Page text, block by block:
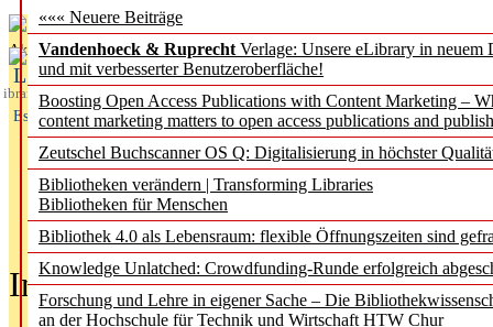
««« Neuere Beiträge
Vandenhoeck & Ruprecht Verlage: Unsere eLibrary in neuem
und mit verbesserter Benutzeroberfläche!
Boosting Open Access Publications with Content Marketing –
content marketing matters to open access publications and
Zeutschel Buchscanner OS Q: Digitalisierung in höchster
Bibliotheken verändern | Transforming Libraries
Bibliotheken für Menschen
Bibliothek 4.0 als Lebensraum: flexible Öffnungszeiten sind
Knowledge Unlatched: Crowdfunding-Runde erfolgreich
Forschung und Lehre in eigener Sache – Die
an der Hochschule für Technik und Wirtschaft HTW Chur
Aktuelles aus
L
ibrary
Essentials
In der Ausgabe05/2026(Juni/Juli